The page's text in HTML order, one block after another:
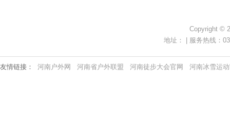
Copyright ©
地址： | 服务热线：
友情链接： 河南户外网 河南省户外联盟 河南徒步大会官网 河南冰雪运